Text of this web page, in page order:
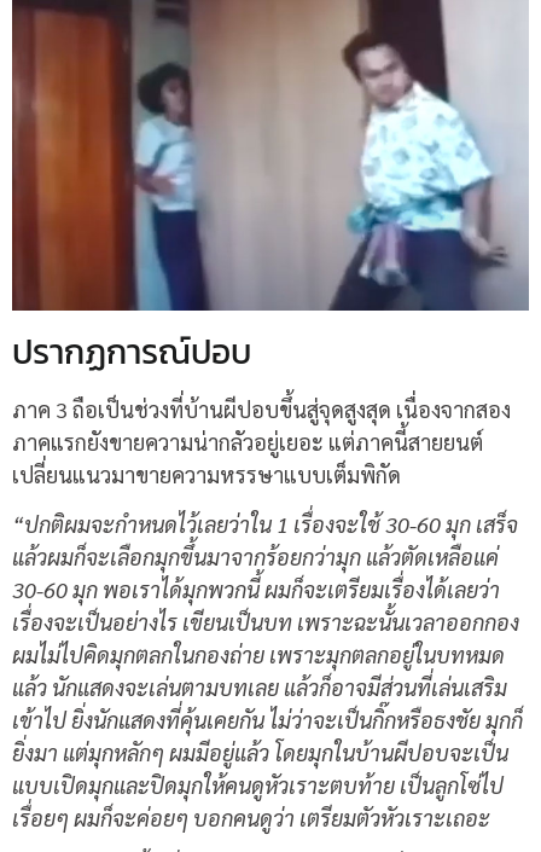
ปรากฏการณ์ปอบ
ภาค 3 ถือเป็นช่วงที่บ้านผีปอบขึ้นสู่จุดสูงสุด เนื่องจากสอง
ภาคแรกยังขายความน่ากลัวอยู่เยอะ แต่ภาคนี้สายยนต์
เปลี่ยนแนวมาขายความหรรษาแบบเต็มพิกัด
“ปกติผมจะกำหนดไว้เลยว่าใน 1 เรื่องจะใช้ 30-60 มุก เสร็จ
แล้วผมก็จะเลือกมุกขึ้นมาจากร้อยกว่ามุก แล้วตัดเหลือแค่
30-60 มุก พอเราได้มุกพวกนี้ ผมก็จะเตรียมเรื่องได้เลยว่า
เรื่องจะเป็นอย่างไร เขียนเป็นบท เพราะฉะนั้นเวลาออกกอง
ผมไม่ไปคิดมุกตลกในกองถ่าย เพราะมุกตลกอยู่ในบทหมด
แล้ว นักแสดงจะเล่นตามบทเลย แล้วก็อาจมีส่วนที่เล่นเสริม
เข้าไป ยิ่งนักแสดงที่คุ้นเคยกัน ไม่ว่าจะเป็นกิ๊กหรือธงชัย มุกก็
ยิ่งมา แต่มุกหลักๆ ผมมีอยู่แล้ว โดยมุกในบ้านผีปอบจะเป็น
แบบเปิดมุกและปิดมุกให้คนดูหัวเราะตบท้าย เป็นลูกโซ่ไป
เรื่อยๆ ผมก็จะค่อยๆ บอกคนดูว่า เตรียมตัวหัวเราะเถอะ